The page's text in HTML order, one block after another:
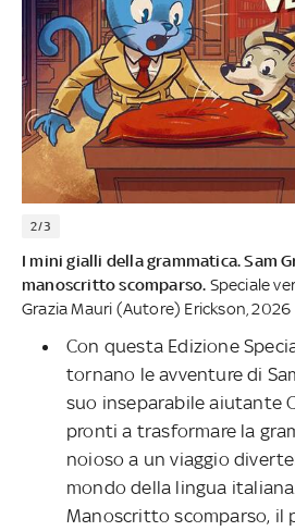
2/3
I mini gialli della grammatica. Sam
manoscritto scomparso. Speciale
Grazia Mauri (Autore) Erickson, 2026
Con questa Edizione
tornano le avventure di
suo inseparabile aiutante
pronti a trasformare la
noioso a un viaggio
mondo della lingua
Manoscritto scomparso, il